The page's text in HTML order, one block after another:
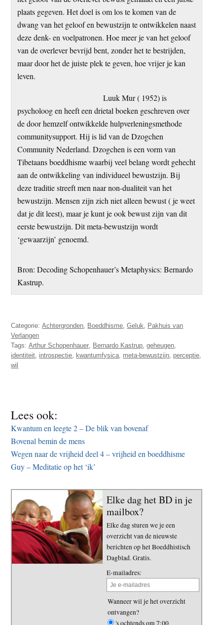
plaats gegeven. Het doel is om los te komen van de
dwang van het geloof en bewustzijn te ontwikkelen naast
deze denk- en voelpatronen. Hoe meer je van het geloof
van de overlever bevrijd bent, zonder het te bestrijden,
maar door het de juiste plek te geven, hoe vrijer je kan
leven.
Luuk Mur ( 1952) is
psycholoog en heeft een drietal boeken geschreven over
de door hemzelf ontwikkelde hulpverleningsmethode
communitysupport. Hij is lid van de Dzogchen
Community Nederland. Dzogchen is een vorm van
Tibetaans boeddhisme waarbij veel belang wordt gehecht
aan de ontwikkeling van individueel bewustzijn. Bij
deze traditie streeft men naar non-dualiteit van het
bewustzijn. Mensen zijn zich niet alleen bewust ( je weet
dat je dit leest), maar je kunt je ook bewust zijn van dit
eerste bewustzijn. Dit meta-bewustzijn wordt
‘gewaarzijn’ genoemd.
Bron: Decoding Schopenhauer’s Metaphysics: Bernardo
Kastrup.
Categorie:Achtergronden, Boeddhisme,Geluk, Pakhuis van
Verlangen
Tags:Arthur Schopenhauer, Bernardo Kastrup,geheugen,
identiteit, introspectie, kwantumfysica, meta-bewustzijn, perceptie,
wil
Lees ook:
Kwantum en leegte 2 – De blik van bovenaf
Bovenal bemin de mens
Wegen naar de vrijheid deel 4 – vrijheid en boeddhisme
Guy – Meditatie op het ‘ik’
Elke dag het BD in je
mailbox?
Elke dag sturen we je een
overzicht van de nieuwste
berichten op het Boeddhistisch
Dagblad. Gratis.
E-mailadres:
Wanneer wil je het overzicht
ontvangen?
's ochtends om 7:00